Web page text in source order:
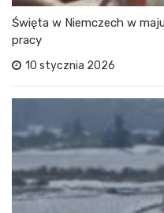
Święta w Niemczech w
pracy
10 stycznia 2026